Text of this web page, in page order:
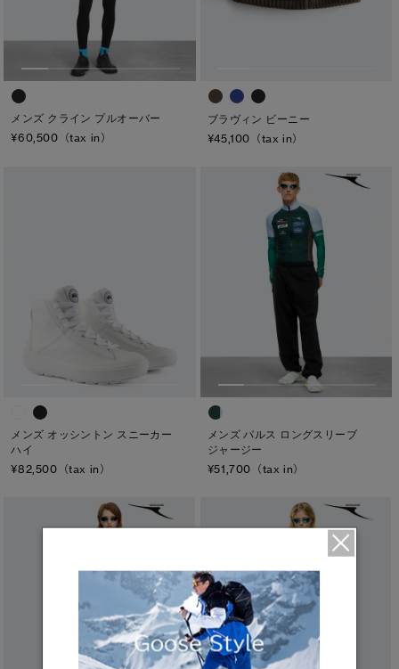
メンズ クライン プルオーバー
¥60,500（tax in）
ブラヴィン ビーニー
¥45,100（tax in）
メンズ オッシントン スニーカー
ハイ
¥82,500（tax in）
メンズ パルス ロングスリーブ
ジャージー
¥51,700（tax in）